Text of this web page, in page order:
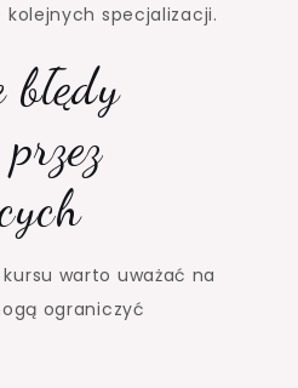
specjalizacji.
błędy
warto uważać na
ograniczyć